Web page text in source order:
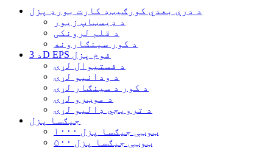
د درې بعدي کورګیټډ کارت بورډ پزل
د ډیسټاپ زیور
د قلم لرونکی
د کور سينګارونه
د 3D EPS فوم پزل
د فستیوال لړۍ
د ودانیو لړۍ
د کور د سينګار لړۍ
د موټرو لړۍ
د ترویجي ډالیو لړۍ
جیګسا پزل
۱۰۰۰ ټوټې جیګسا پزل
۵۰۰ ټوټې جیګسا پزل